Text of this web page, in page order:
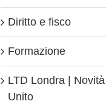
Diritto e fisco
Formazione
LTD Londra |
Unito